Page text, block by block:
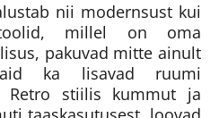
nii modernsust kui
millel on oma
pakuvad mitte ainult
ka lisavad ruumi
Retro stiilis kummut ja